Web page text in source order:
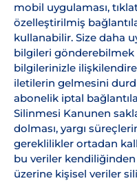
mobil uygulaması,
özelleştirilmiş
kullanabilir. Size daha
bilgileri
bilgilerinizle
iletilerin gelmesini
abonelik iptal
Silinmesi Kanunen
dolması, yargı
gereklilikler ortadan
bu veriler
üzerine kişisel veriler